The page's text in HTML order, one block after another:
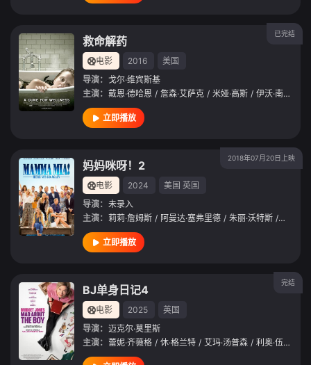
已完结
救命解药
电影 2016
美国
导演： 戈尔·维宾斯基
主演： 戴恩·德哈恩 / 詹森·艾萨克 / 米娅·高斯 / 伊沃·南迪
立即播放
2018年07月20日上映
妈妈咪呀！2
电影 2024 美国 英国
导演： 未录入
主演： 莉莉·詹姆斯 / 阿曼达·塞弗里德 / 朱丽·沃特斯 / 克里斯
立即播放
完结
BJ单身日记4
电影 2025
英国
导演： 迈克尔·莫里斯
主演： 蕾妮·齐薇格 / 休·格兰特 / 艾玛·汤普森 / 利奥·伍德尔